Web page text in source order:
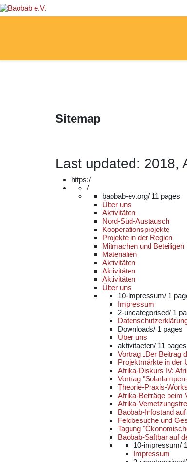
Sitemap
Last updated: 2018,
https:/
/
baobab-ev.org/ 11 pages
Über uns
Aktivitäten
Nord-Süd-Austausch
Kooperationsprojekte
Projekte in der Region
Mitmachen und Beteiligen
Materialien
Aktivitäten
Aktivitäten
Aktivitäten
Über uns
10-impressum/ 1
Impressum
2-uncategorised/ 1
Downloads/ 1 pages
Über uns
aktivitaeten/ 11 pages
Vortrag „Der Beitrag
Projektmärkte in der
Afrika-Diskurs IV:
Vortrag
Theorie-Praxis-
Afrika-Beiträge beim
Afrika-
Baobab-Infostand
Feldbesuche und
Tagung
Baobab-Saftbar auf
10-impressum/
Impressum